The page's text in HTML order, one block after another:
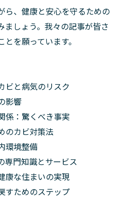
ら、健康と安心を守るための
ましょう。我々の記事が皆さ
を願っています。
ビと病気のリスク
影響
係：驚くべき事実
のカビ対策法
環境整備
専門知識とサービス
康な住まいの実現
すためのステップ